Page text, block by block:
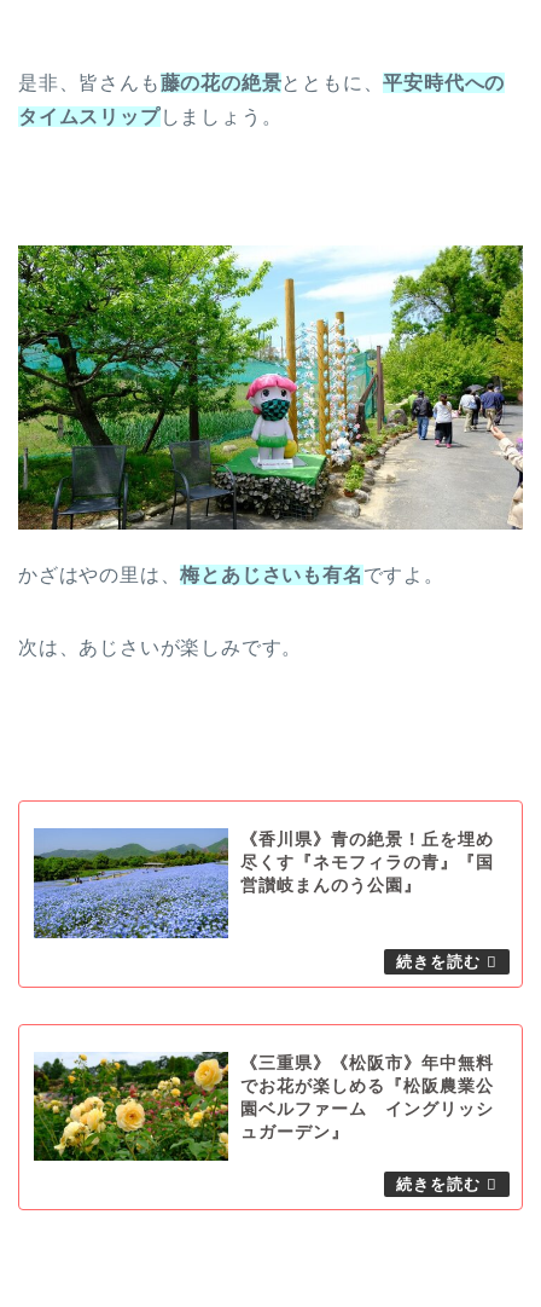
是非、皆さんも藤の花の絶景とともに、平安時代への
タイムスリップしましょう。
かざはやの里は、梅とあじさいも有名 ですよ。
次は、あじさいが楽しみです。
《香川県》青の絶景！丘を埋め
尽くす『ネモフィラの青』『国
営讃岐まんのう公園』
《三重県》《松阪市》年中無料
でお花が楽しめる『松阪農業公
園ベルファーム イングリッシ
ュガーデン』